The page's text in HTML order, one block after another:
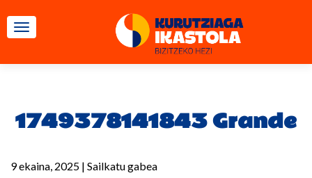
TOGGLE NAVIGATION
1749378141843 Grande
9 ekaina, 2025 | Sailkatu gabea